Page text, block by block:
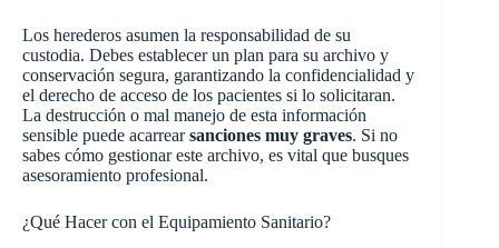
Los herederos asumen la responsabilidad de su
custodia. Debes establecer un plan para su archivo y
conservación segura, garantizando la confidencialidad y
el derecho de acceso de los pacientes si lo solicitaran.
La destrucción o mal manejo de esta información
sensible puede acarrearsanciones muy graves. Si no
sabes cómo gestionar este archivo, es vital que busques
asesoramiento profesional.
¿Qué Hacer con el Equipamiento Sanitario?